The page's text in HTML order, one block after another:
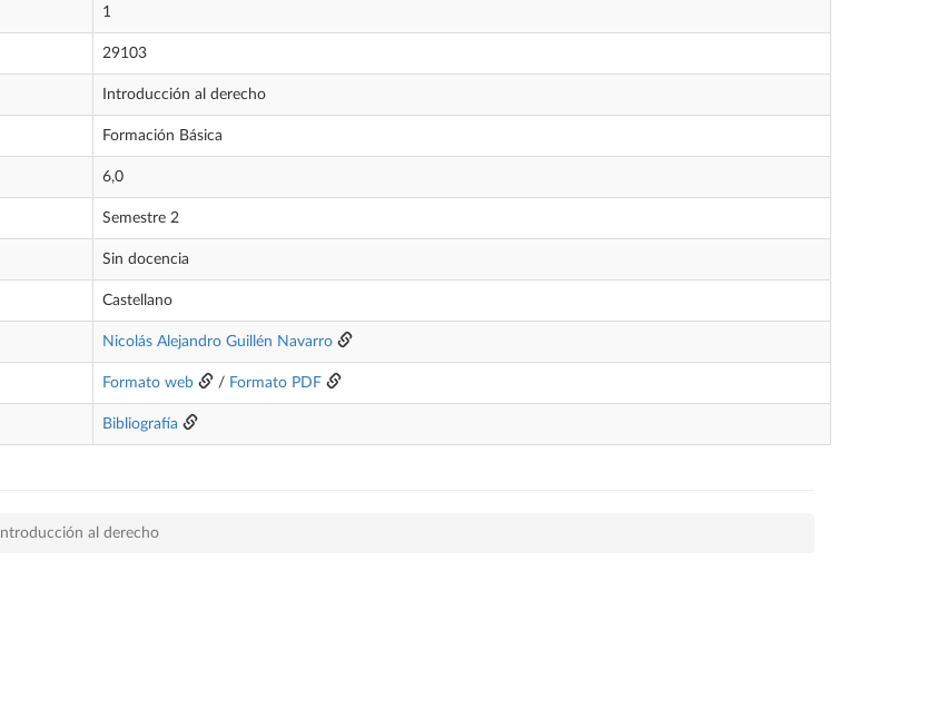
1
29103
Introducción al derecho
Formación Básica
6,0
Semestre 2
Sin docencia
Castellano
Nicolás Alejandro Guillén Navarro
Formato web / Formato PDF
Bibliografía
Introducción al derecho